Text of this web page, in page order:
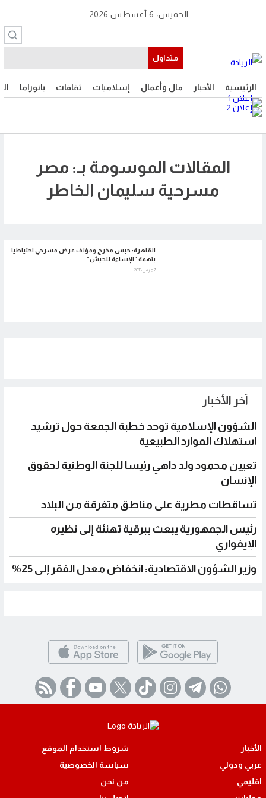
الرئيسية الأخبار مال وأعمال إسلاميات ثقافات بانوراما
الخميس، 6 أغسطس 2026
متداول
المقالات الموسومة بـ: مصر
مسرحية سليمان الخاطر
القاهرة: حبس مخرج ومؤلف عرض مسرحي احتياطيا
بتهمة “الإساءة للجيش”
7 مارس 2018
آخر الأخبار
الشؤون الإسلامية توحد خطبة الجمعة حول ترشيد
استهلاك الموارد الطبيعية
تعيين محمود ولد داهي رئيسا للجنة الوطنية لحقوق
الإنسان
تساقطات مطرية على مناطق متفرقة من البلاد
رئيس الجمهورية يبعث ببرقية تهنئة إلى نظيره
الإيفواري
وزير الشؤون الاقتصادية: انخفاض معدل الفقر إلى 25%
الأخبار
عربي ودولي
اقليمي
شروط استخدام الموقع
سياسة الخصوصية
من نحن